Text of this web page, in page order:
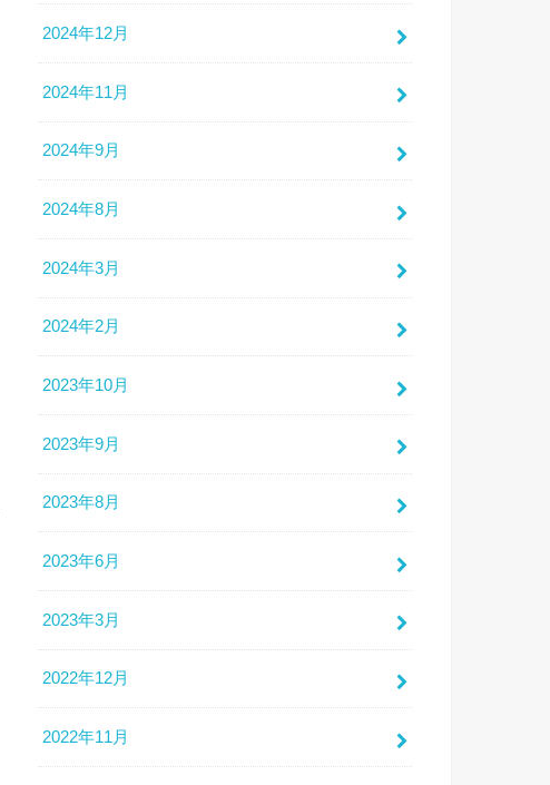
2024年12月
2024年11月
2024年9月
2024年8月
2024年3月
2024年2月
2023年10月
2023年9月
2023年8月
2023年6月
2023年3月
2022年12月
2022年11月